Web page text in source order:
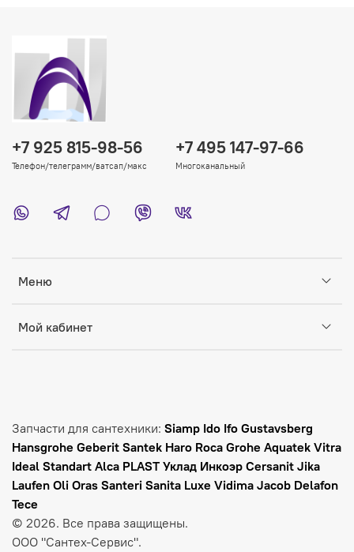
Меню
Мой кабинет
+7 925 815-98-56
Телефон/телеграмм/ватсап/макс
+7 495 147-97-66
Многоканальный
Запчасти для сантехники: Siamp Ido Ifo Gustavsberg
Hansgrohe Geberit Santek Haro Roca Grohe Aquatek Vitra
Ideal Standart Alca PLAST Уклад Инкоэр Cersanit Jika
Laufen Oli Oras Santeri Sanita Luxe Vidima Jacob Delafon
Tece
© 2026. Все права защищены.
ООО "Сантех-Сервис".